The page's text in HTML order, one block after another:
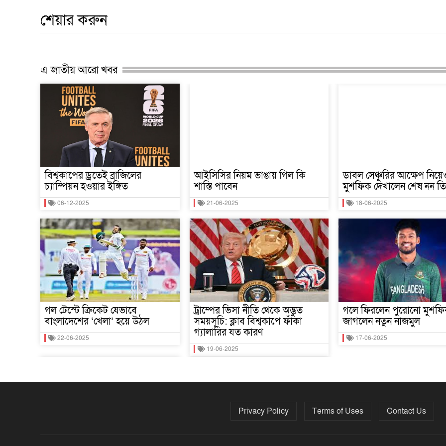
শেয়ার করুন
এ জাতীয় আরো খবর
বিশ্বকাপের ড্রতেই ব্রাজিলের
চ্যাম্পিয়ন হওয়ার ইঙ্গিত
06-12-2025
গল টেস্টে ক্রিকেট যেভাবে
বাংলাদেশের ‘খেলা’ হয়ে উঠল
22-06-2025
আইসিসির নিয়ম ভাঙায় গিল কি
শাস্তি পাবেন
21-06-2025
ট্রাম্পের ভিসা নীতি থেকে অদ্ভুত
সময়সূচি: ক্লাব বিশ্বকাপে ফাঁকা
গ্যালারির যত কারণ
19-06-2025
ডাবল সেঞ্চুরির আক্ষেপ
মুশফিক দেখালেন শেষ নন
18-06-2025
গলে ফিরলেন পুরোনো
জাগলেন নতুন নাজমুল
17-06-2025
Privacy Policy Terms of Uses Contact Us